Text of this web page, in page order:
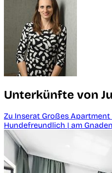
Unterkünfte von
Zu Inserat Großes Apartment
Hundefreundlich | am